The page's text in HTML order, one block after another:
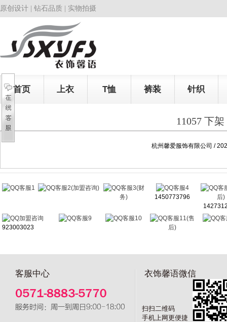
原创设计 | 钻石品质 | 实物拍摄
首页 上衣 T恤 裤装 针织
11057 下架
杭州馨爱服饰有限公司 /
客服1 客服2(加盟咨询)
客服3(财
务)
客服4
1450773796
客
后)
加盟咨询
923003023
客服9 客服10
客服11(售
后)
客服中心 衣饰馨语微信
扫扫二维码
手机上网更便捷